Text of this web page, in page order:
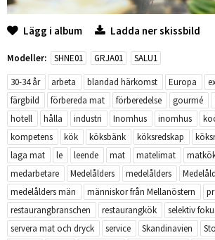
Lägg i album Ladda ner skissbild
Modeller: SHNE01 GRJA01
SALU1
30-34 år
arbeta blandad härkomst Europa
färgbild
förbereda mat förberedelse gourmé
hotell
hålla industri Inomhus inomhus
kompetens
kök köksbänk köksredskap
laga mat
le leende mat matelimat
medarbetare
Medelålders medelålders
medelålders män
människor från Mellanöstern
restaurangbranschen
restaurangkök selektiv
servera mat och dryck
service Skandinavien